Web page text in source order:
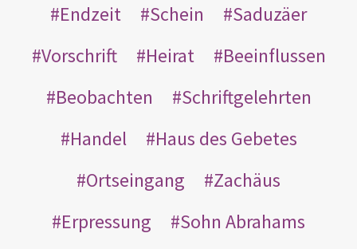
Endzeit
Schein
Saduzäer
Vorschrift
Heirat
Beeinflussen
Beobachten
Schriftgelehrten
Handel
Haus des Gebetes
Ortseingang
Zachäus
Erpressung
Sohn Abrahams